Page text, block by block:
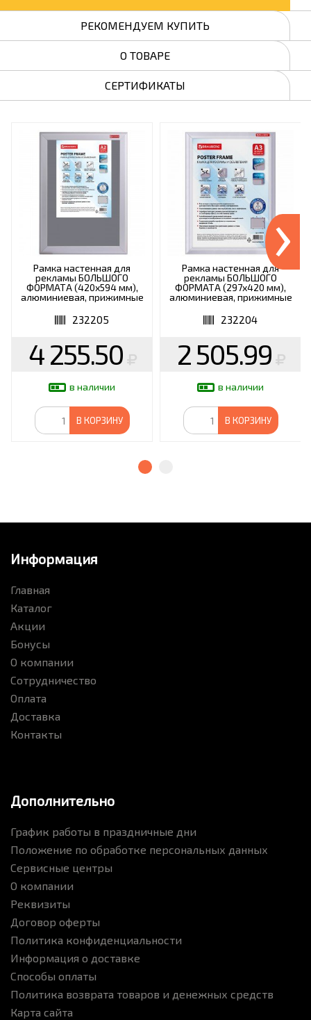
РЕКОМЕНДУЕМ КУПИТЬ
О ТОВАРЕ
СЕРТИФИКАТЫ
Рамка настенная для
рекламы БОЛЬШОГО
ФОРМАТА (420х594 мм),
алюминиевая, прижимные
232205
4 255.50
в наличии
В КОРЗИНУ
Рамка настенная для
рекламы БОЛЬШОГО
ФОРМАТА (297х420 мм),
алюминиевая, прижимные
232204
232204
2 505.99
в наличии
В КОРЗИНУ
›
Информация
Главная
Каталог
Акции
Бонусы
О компании
Сотрудничество
Оплата
Доставка
Контакты
Дополнительно
График работы в праздничные дни
Положение по обработке персональных данных
Сервисные центры
О компании
Реквизиты
Договор оферты
Политика конфиденциальности
Информация о доставке
Способы оплаты
Политика возврата товаров и денежных средств
Карта сайта